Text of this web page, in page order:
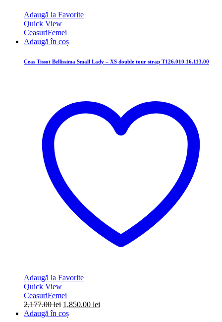
Adaugă la Favorite
Quick View
CeasuriFemei
Adaugă în coș
Ceas Tissot Bellissima Small Lady – XS double tour strap T126.010.16.113.00
Adaugă la Favorite
Quick View
CeasuriFemei
2,177.00lei Prețul
inițial
1,850.00 lei
Adaugă în coș